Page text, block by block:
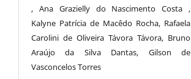
, Ana Grazielly do Nascimento Costa ,
Kalyne Patrícia de Macêdo Rocha, Rafaela
Carolini de Oliveira Távora Távora, Bruno
Araújo da Silva Dantas, Gilson de
Vasconcelos Torres